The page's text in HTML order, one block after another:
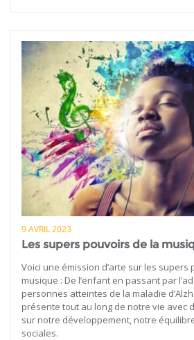
9 AVRIL 2023
Les supers pouvoirs de la
Voici une émission d’arte sur les supers
musique : De l’enfant en passant par
personnes atteintes de la maladie
présente tout au long de notre vie avec
sur notre développement, notre
sociales.